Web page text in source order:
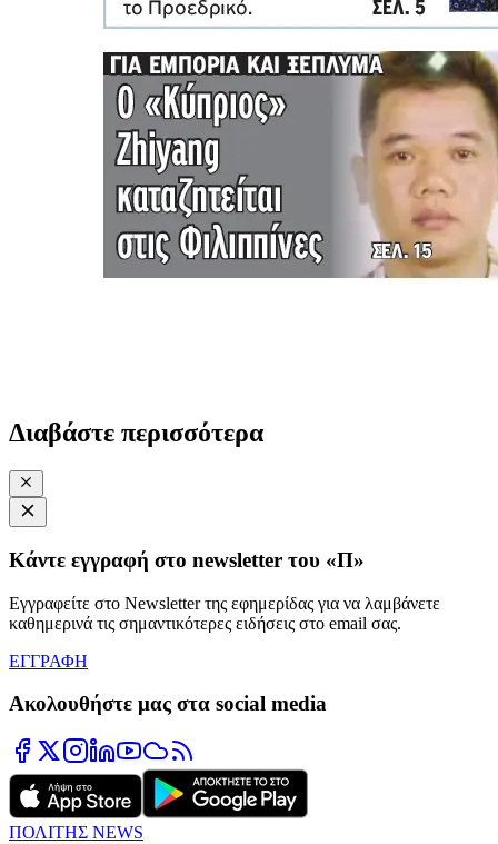
Διαβάστε περισσότερα
Κάντε εγγραφή στο newsletter του «Π»
Εγγραφείτε στο Newsletter της εφημερίδας για να λαμβάνετε
καθημερινά τις σημαντικότερες ειδήσεις στο email σας.
ΕΓΓΡΑΦΗ
Ακολουθήστε μας στα social media
ΠΟΛΙΤΗΣ NEWS